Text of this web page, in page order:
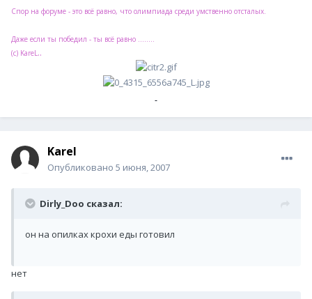
Спор на форуме - это всё равно, что олимпиада среди умственно отсталых.
Даже если ты победил - ты всё равно ........
(с) KareL..
Karel
Опубликовано 5 июня, 2007
Dirly_Doo сказал:
он на опилках крохи еды готовил
нет